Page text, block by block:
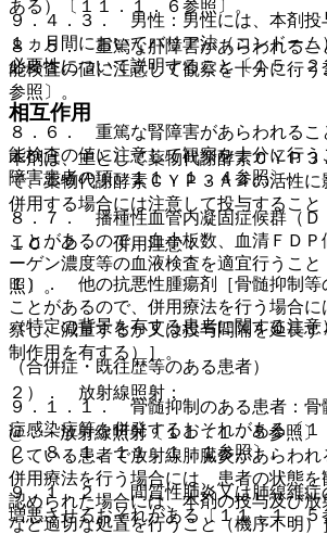
９．４．３． 男性：男性には、本剤投
１ヵ月間においてバリア法（コンドー
必要性について説明すること〔１５．２
相互作用
本剤は、主として薬物代謝酵素ＣＹＰ
で、薬物代謝酵素ＣＹＰ３Ａ４の活性に
併用する場合には注意して投与すること
１０．２． 併用注意：
１）． 他の抗悪性腫瘍剤［骨髄抑制等
ことがあるので、併用療法を行う場合
察し、減量するか又は投与間隔を延長
制作用を有する）］。
２）． 放射線照射：
@． 放射線照射〔１１．１．５参照〕
している患者で放射線肺臓炎があらわれ
併用療法を行う場合には、患者の状態
認められた場合には、本剤の投与及び放
など適切な処置を行うこと（機序不明）
ある）〔１１．１．６参照〕。
８．５． 重篤な肝障害があらわれるこ
能検査の値に注意して観察を十分に行う
参照〕。
８．６． 重篤な腎障害があらわれるこ
能検査の値に注意して観察を十分に行
障害患者の項、１１．１．４参照〕。
８．７． 播種性血管内凝固症候群（Ｄ
ことがあるので、血小板数、血清ＦＤＰ
ーゲン濃度等の血液検査を適宜行うこ
照〕。
（特定の背景を有する患者に関する注意
（合併症・既往歴等のある患者）
９．１．１． 骨髄抑制のある患者：骨
症感染症等を併発するおそれがある〔１
２、８．１、１１．１．１参照〕。
９．１．２． 間質性肺炎又は肺線維症
増悪させるおそれがある〔１１．１．５